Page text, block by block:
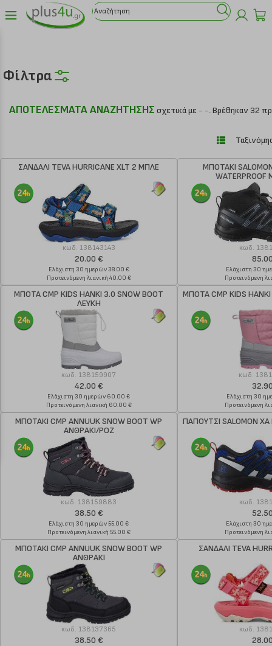
Φίλτρα
ΑΠΟΤΕΛΕΣΜΑΤΑ ΑΝΑΖΗΤΗΣΗΣ σχετικά με - -.Βρέθηκαν 32
ΣΑΝΔΑΛΙ TEVA HURRICANE XLT 2 ΜΠΛΕ
κωδ. 138143143
20.00 €
Ελάχιστη 30 ημερών 38.00 €
Προτεινόμενη λιανική 40.00 €
ΜΠΟΤΑΚΙ
κωδ.
Ελάχιστη 30
Προτεινόμενη
ΜΠΟΤΑ CMP KIDS HANKI 3.0 SNOW BOOT
ΛΕΥΚΗ
κωδ. 138159907
42.00 €
Ελάχιστη 30 ημερών 60.00 €
Προτεινόμενη λιανική 60.00 €
ΜΠΟΤΑ CMP KIDS
κωδ.
Ελάχιστη 30
Προτεινόμενη
ΜΠΟΤΑΚΙ CMP ANNUUK SNOW BOOT WP
ΑΝΘΡΑΚΙ/ΡΟΖ
κωδ. 138159883
38.50 €
Ελάχιστη 30 ημερών 55.00 €
Προτεινόμενη λιανική 55.00 €
ΠΑΠΟΥΤΣΙ SALOMON
κωδ.
Ελάχιστη 30
Προτεινόμενη
ΜΠΟΤΑΚΙ CMP ANNUUK SNOW BOOT WP
ΑΝΘΡΑΚΙ
κωδ. 138137365
38.50 €
ΣΑΝΔΑΛΙ TEVA
κωδ.